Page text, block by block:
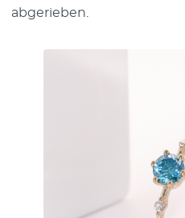
abgerieben.